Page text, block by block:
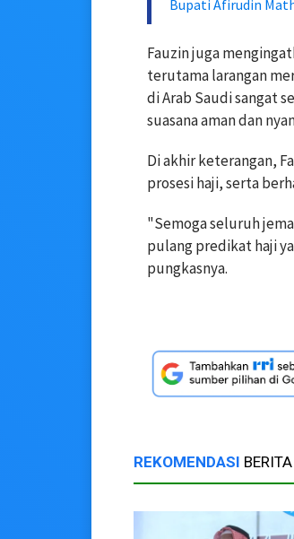
Bupati Afirudin
Fauzin juga
terutama larangan
di Arab Saudi sangat
suasana aman dan
Di akhir keterangan,
prosesi haji, serta
"Semoga seluruh
pulang predikat haji
pungkasnya.
REKOMENDASI BERITA